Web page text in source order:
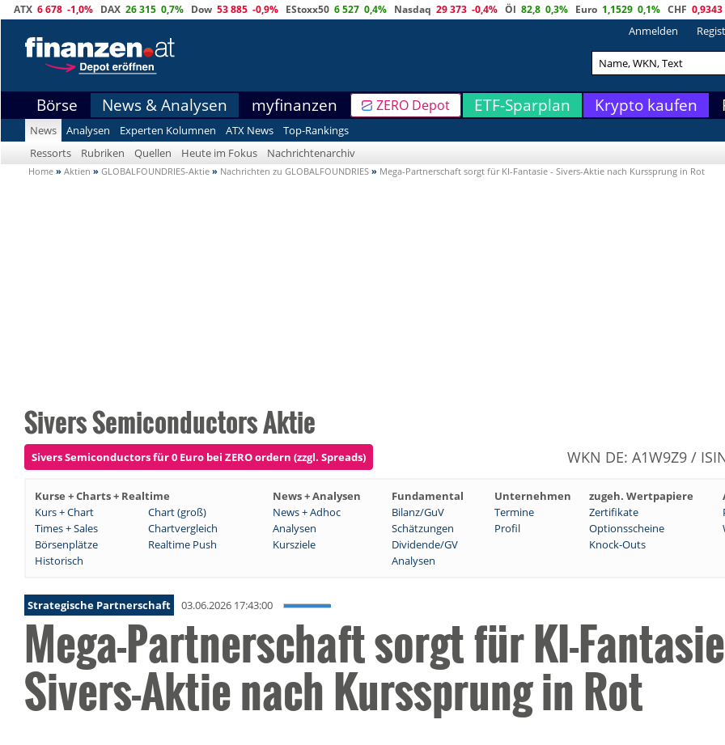
ATX 6 678 -1,0% DAX 26 315 0,7% Dow 53 885 -0,9% EStoxx50 6 527 0,4% Nasdaq 29 373 -0,4% Öl 82,8 0,3% Euro 1,1529 0,1% CHF 0,9343
Anmelden
Börse News & Analysen myfinanzen ZERO Depot ETF-Sparplan Krypto kaufen
News Analysen Experten Kolumnen ATX News
Top-Rankings
Ressorts
Rubriken Quellen Heute im Fokus Nachrichtenarchiv
Home » Aktien » GLOBALFOUNDRIES-Aktie » Nachrichten zu GLOBALFOUNDRIES » Mega-Partnerschaft sorgt für KI-Fantasie - Sivers-Aktie nach Kurssprung in Rot
Sivers Semiconductors Aktie
Sivers Semiconductors für 0 Euro bei ZERO ordern (zzgl. Spreads) WKN DE: A1W9Z9 /
Kurse + Charts + Realtime News + Analysen Fundamental Unternehmen zugeh. Wertpapiere
Kurs + Chart
Chart (groß) News + Adhoc Bilanz/GuV Termine Zertifikate
Times + Sales
Chartvergleich Analysen Schätzungen Profil Optionsscheine
Börsenplätze
Realtime Push Kursziele Dividende/GV
Knock-Outs
Historisch
Analysen
Strategische Partnerschaft 03.06.2026 17:43:00
Mega-Partnerschaft sorgt für KI-
Sivers-Aktie nach Kurssprung in Rot